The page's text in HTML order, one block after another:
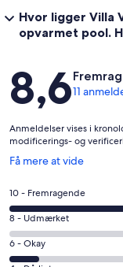
Hvor ligger Villa
opvarmet pool.
Anmeldelser
8,611
Anmeldelser vises i
modificerings- og
Få mere at vide
Åbner
et
nyt
vindue
Bedømmelse
på
10
−
Fremragende.
10 - Fremragende
Bedømmelse
på
8
8 - Udmærket
Bedømmelse
på
6 - Okay